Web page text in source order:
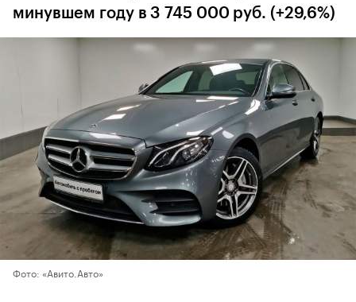
минувшем году в 3 745 000 руб. (+29,6%)
Фото: «Авито.Авто»